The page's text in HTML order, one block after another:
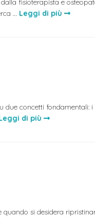
fisioterapista e
… Leggi di più
due concetti fondamentali: i
di più
si desidera